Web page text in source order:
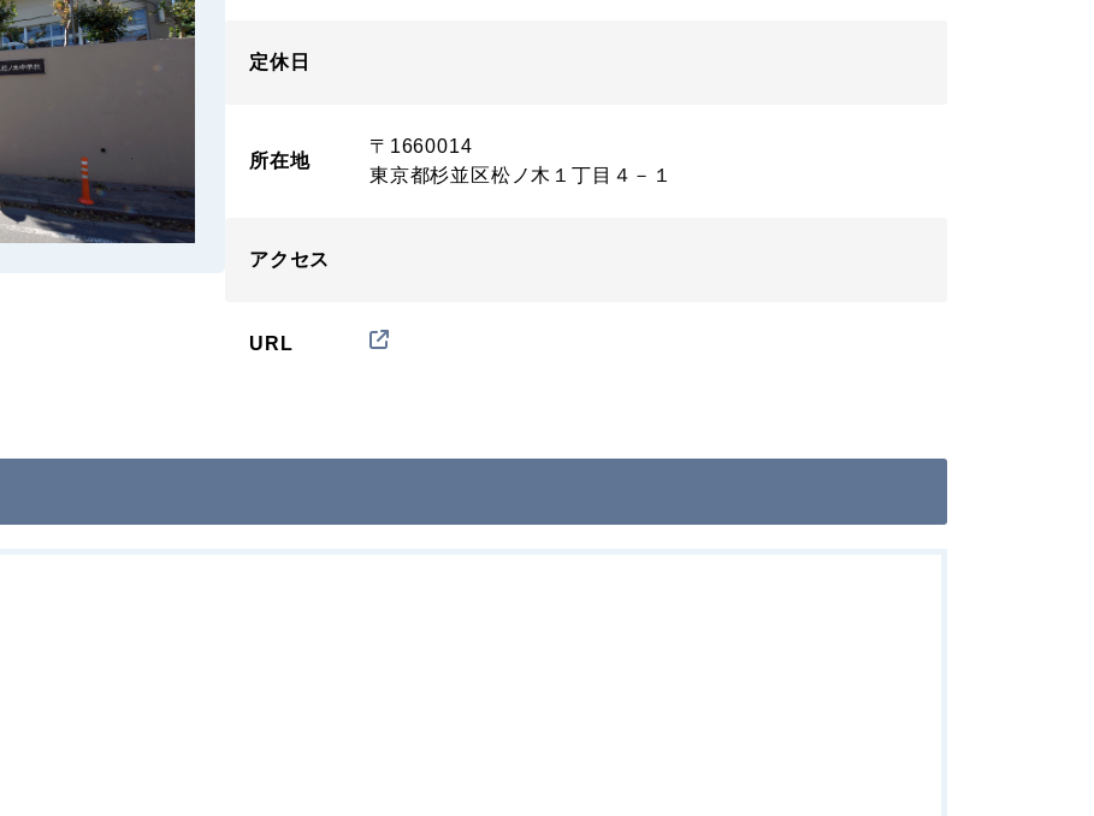
定休日
所在地
〒1660014
東京都杉並区松ノ木１丁目４－１
アクセス
URL